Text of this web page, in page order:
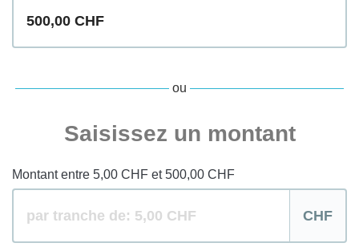
500,00 CHF
ou
Saisissez un montant
Montant entre 5,00 CHF et 500,00 CHF
CHF